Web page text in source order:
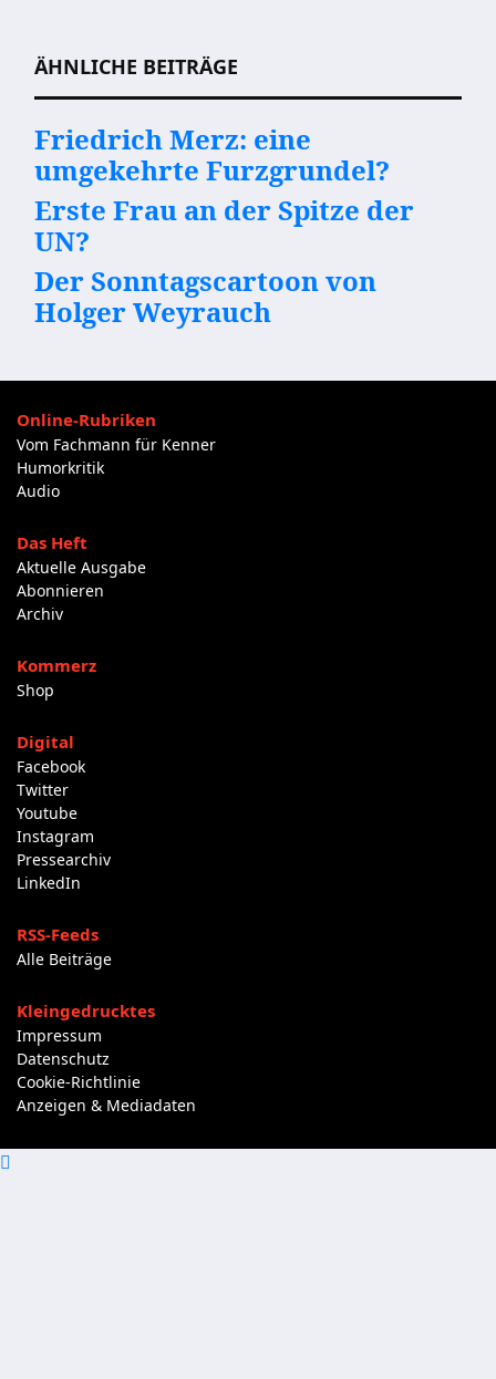
ÄHNLICHE BEITRÄGE
Friedrich Merz: eine
umgekehrte Furzgrundel?
Erste Frau an der Spitze der
UN?
Der Sonntagscartoon von
Holger Weyrauch
Online-Rubriken
Vom Fachmann für Kenner
Humorkritik
Audio
Das Heft
Aktuelle Ausgabe
Abonnieren
Archiv
Kommerz
Shop
Digital
Facebook
Twitter
Youtube
Instagram
Pressearchiv
LinkedIn
RSS-Feeds
Alle Beiträge
Kleingedrucktes
Impressum
Datenschutz
Cookie-Richtlinie
Anzeigen & Mediadaten